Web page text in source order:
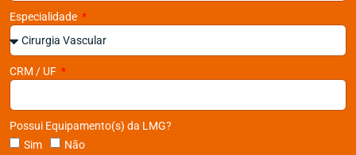
Especialidade
CRM / UF
Possui Equipamento(s) da LMG?
Sim
Não